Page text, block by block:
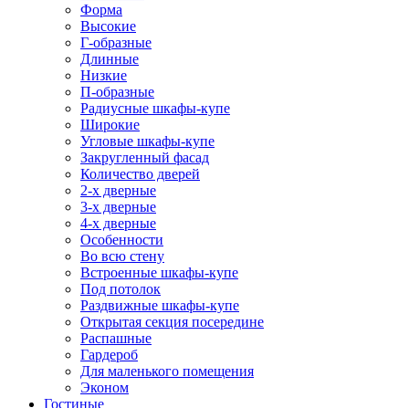
Форма
Высокие
Г-образные
Длинные
Низкие
П-образные
Радиусные шкафы-купе
Широкие
Угловые шкафы-купе
Закругленный фасад
Количество дверей
2-х дверные
3-х дверные
4-х дверные
Особенности
Во всю стену
Встроенные шкафы-купе
Под потолок
Раздвижные шкафы-купе
Открытая секция посередине
Распашные
Гардероб
Для маленького помещения
Эконом
Гостиные